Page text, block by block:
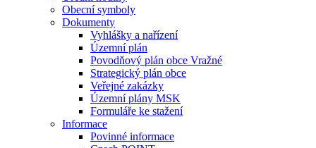
Obecní symboly
Dokumenty
Vyhlášky a nařízení
Územní plán
Povodňový plán obce Vražné
Strategický plán obce
Veřejné zakázky
Územní plány MSK
Formuláře ke stažení
Informace
Povinné informace